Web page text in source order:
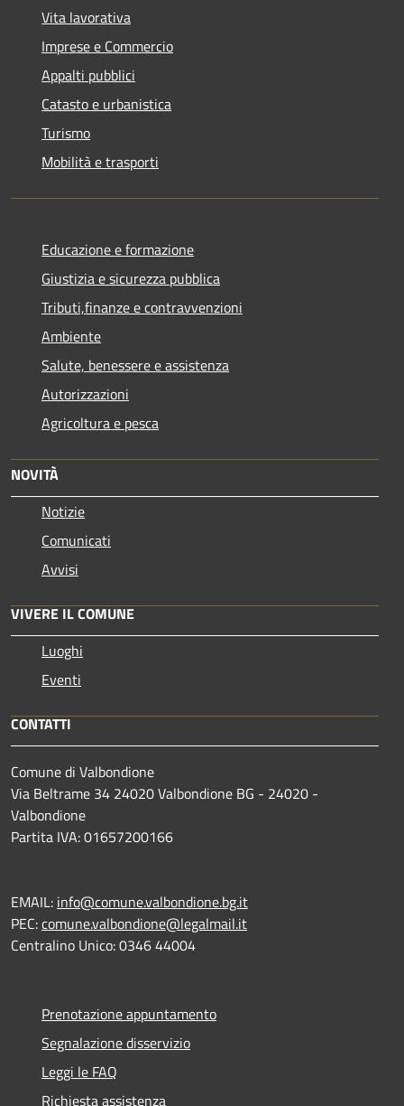
Vita lavorativa
Imprese e Commercio
Appalti pubblici
Catasto e urbanistica
Turismo
Mobilità e trasporti
Educazione e formazione
Giustizia e sicurezza pubblica
Tributi,finanze e contravvenzioni
Ambiente
Salute, benessere e assistenza
Autorizzazioni
Agricoltura e pesca
NOVITÀ
Notizie
Comunicati
Avvisi
VIVERE IL COMUNE
Luoghi
Eventi
CONTATTI
Comune di Valbondione
Via Beltrame 34 24020 Valbondione BG - 24020 -
Valbondione
Partita IVA: 01657200166
EMAIL: info@comune.valbondione.bg.it
PEC:comune.valbondione@legalmail.it
Centralino Unico: 0346 44004
Prenotazione appuntamento
Segnalazione disservizio
Leggi le FAQ
Richiesta assistenza